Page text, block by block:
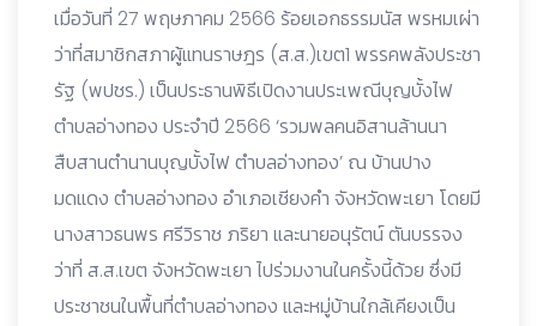
เมื่อวันที่ 27 พฤษภาคม 2566 ร้อยเอกธรรมนัส พรหมเผ่า
ว่าที่สมาชิกสภาผู้แทนราษฎร (ส.ส.)เขต1 พรรคพลังประชา
รัฐ (พปชร.) เป็นประธานพิธีเปิดงานประเพณีบุญบั้งไฟ
ตำบลอ่างทอง ประจำปี 2566 ‘รวมพลคนอิสานล้านนา
สืบสานตำนานบุญบั้งไฟ ตำบลอ่างทอง’ ณ บ้านปาง
มดแดง ตำบลอ่างทอง อำเภอเชียงคำ จังหวัดพะเยา โดยมี
นางสาวธนพร ศรีวิราช ภริยา และนายอนุรัตน์ ตันบรรจง
ว่าที่ ส.ส.เขต จังหวัดพะเยา ไปร่วมงานในครั้งนี้ด้วย ซึ่งมี
ประชาชนในพื้นที่ตำบลอ่างทอง และหมู่บ้านใกล้เคียงเป็น